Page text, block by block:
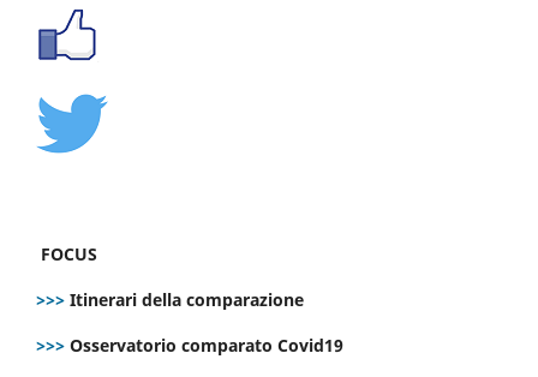
FOCUS
>>> Itinerari della comparazione
>>> Osservatorio comparato Covid19